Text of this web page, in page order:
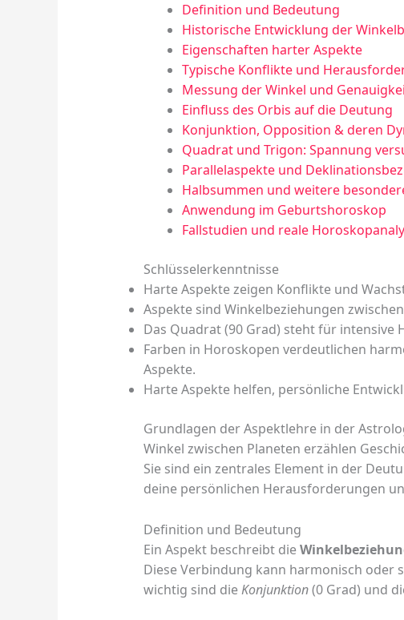
Definition und Bedeutung
Historische Entwicklung der
Eigenschaften harter Aspekte
Typische Konflikte und
Messung der Winkel und
Einfluss des Orbis auf die Deutung
Konjunktion, Opposition & deren
Quadrat und Trigon: Spannung
Parallelaspekte und
Halbsummen und weitere
Anwendung im Geburtshoroskop
Fallstudien und reale
Schlüsselerkenntnisse
Harte Aspekte zeigen Konflikte und
Aspekte sind Winkelbeziehungen
Das Quadrat (90 Grad) steht für intensive
Farben in Horoskopen verdeutlichen
Aspekte.
Harte Aspekte helfen, persönliche
Grundlagen der Aspektlehre in der
Winkel zwischen Planeten erzählen
Sie sind ein zentrales Element in der
deine persönlichen Herausforderungen
Definition und Bedeutung
Ein Aspekt beschreibt die
Diese Verbindung kann harmonisch oder
wichtig sind dieKonjunktion(0 Grad) und